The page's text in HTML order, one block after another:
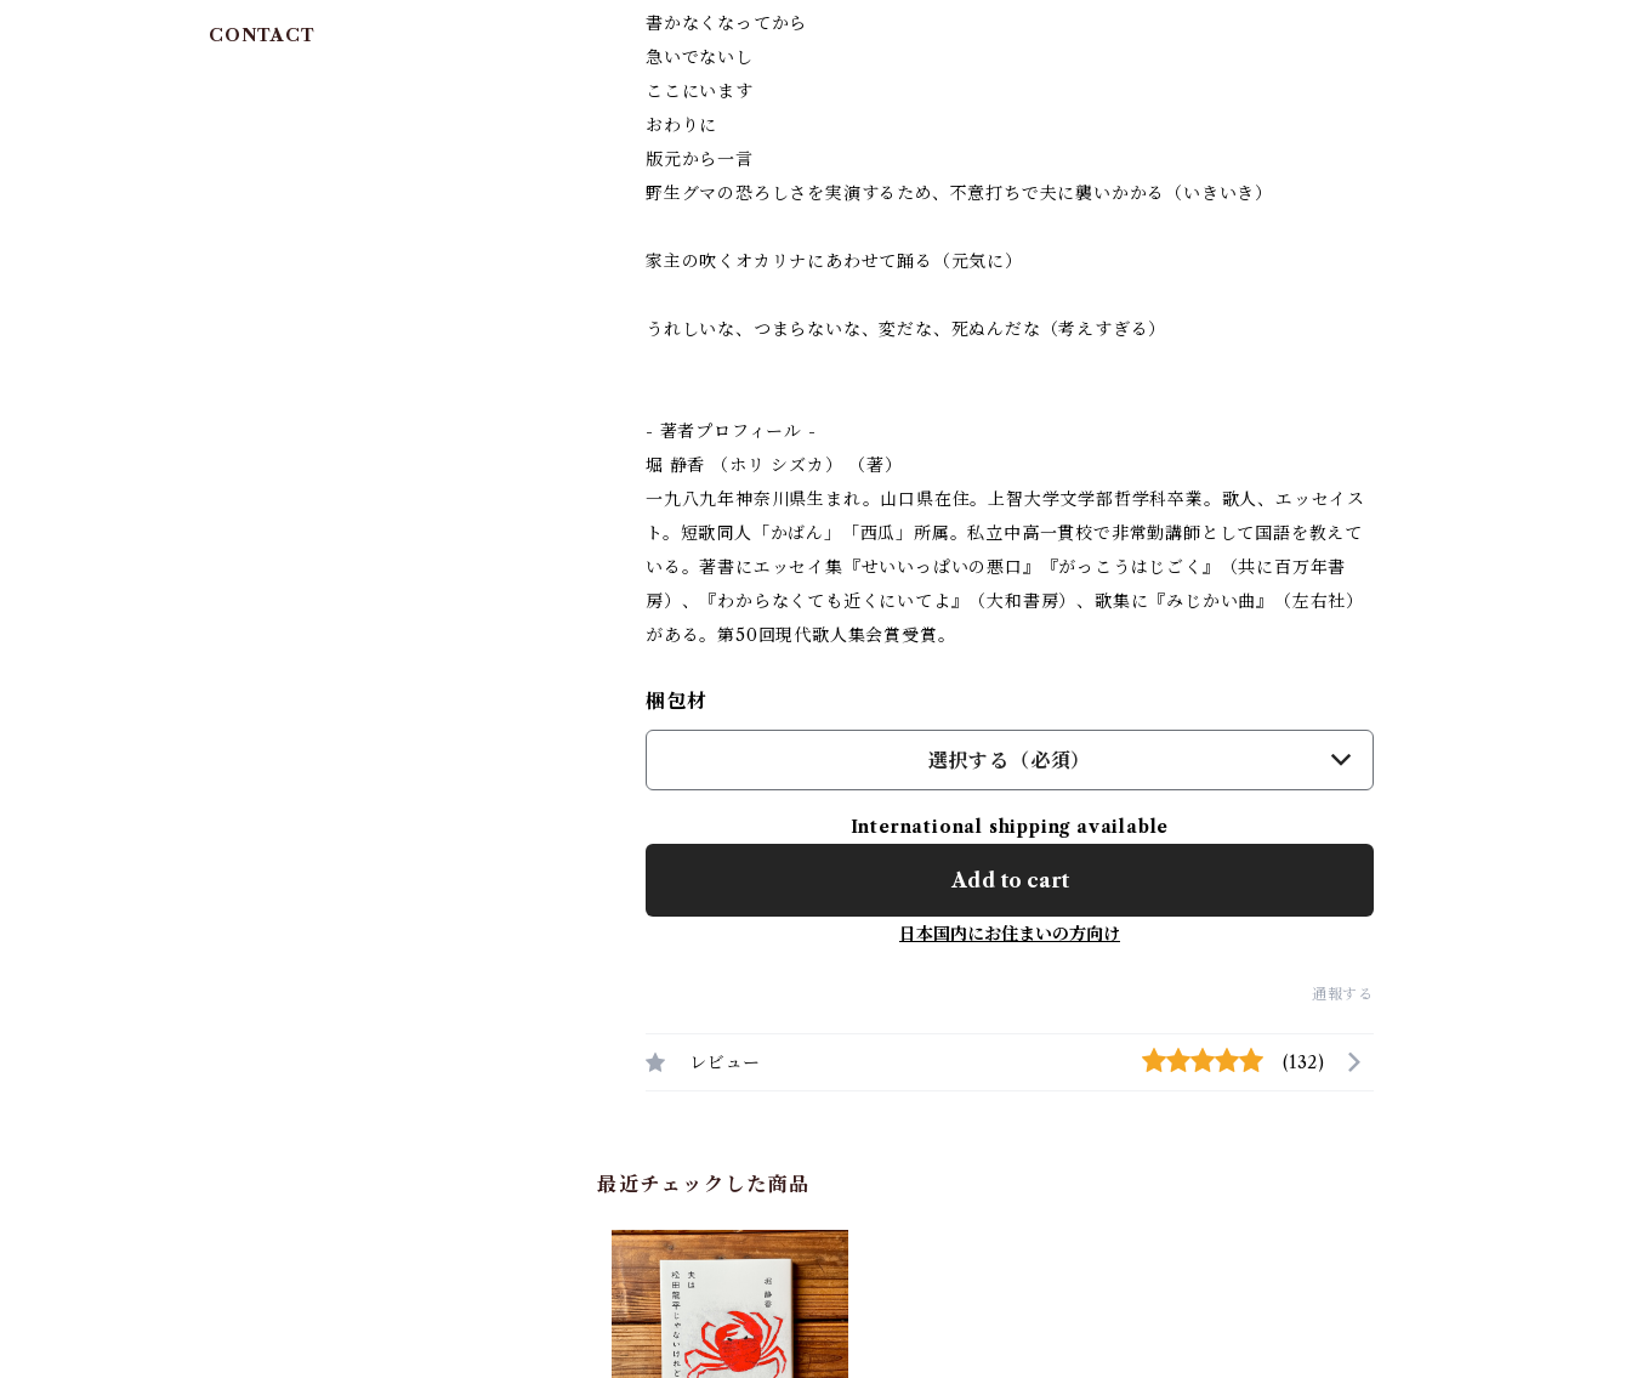
書かなくなってから
急いでないし
ここにいます
おわりに
版元から一言
野生グマの恐ろしさを実演するため、不意打ちで夫に襲いかかる（いきいき）
家主の吹くオカリナにあわせて踊る（元気に）
うれしいな、つまらないな、変だな、死ぬんだな（考えすぎる）
- 著者プロフィール -
堀 静香 （ホリ シズカ） （著）
一九八九年神奈川県生まれ。山口県在住。上智大学文学部哲学科卒業。歌人、エッセイス
ト。短歌同人「かばん」「西瓜」所属。私立中高一貫校で非常勤講師として国語を教えて
いる。著書にエッセイ集『せいいっぱいの悪口』『がっこうはじごく』（共に百万年書
房）、『わからなくても近くにいてよ』（大和書房）、歌集に『みじかい曲』（左右社）
がある。第50回現代歌人集会賞受賞。
梱包材
選択する（必須）
International shipping available
Add to cart
日本国内にお住まいの方向け
通報する
レビュー (132)
最近チェックした商品
CONTACT